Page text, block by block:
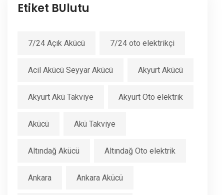
Etiket BUlutu
7/24 Açık Akücü 7/24 oto elektrikçi
Acil Akücü Seyyar Akücü Akyurt Akücü
Akyurt Akü Takviye Akyurt Oto elektrik
Akücü Akü Takviye
Altındağ Akücü Altındağ Oto elektrik
Ankara Ankara Akücü